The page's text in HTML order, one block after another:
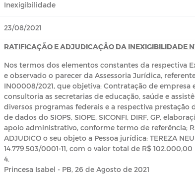
Inexigibilidade
23/08/2021
RATIFICAÇÃO E ADJUDICAÇÃO DA INEXIGIBILIDADE
Nos termos dos elementos constantes da respectiva
e observado o parecer da Assessoria Jurídica,
IN00008/2021, que objetiva: Contratação de empresa
consultoria as secretarias de educação, saúde e
diversos programas federais e a respectiva
de dados do SIOPS, SIOPE, SICONFI, DIRF, GP,
apoio administrativo, conforme termo de referência;
ADJUDICO o seu objeto a Pessoa jurídica: TEREZA
14.779.503/0001-11, com o valor total de R$
4.
Princesa Isabel - PB, 26 de Agosto de 2021